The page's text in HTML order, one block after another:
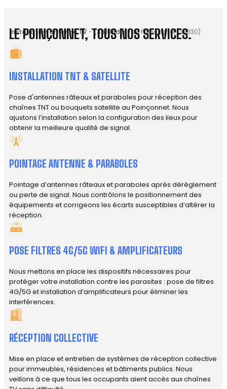
Installation antenne TV-(36) Indre -Le Poinçonnet (36330)
LE POINÇONNET, TOUS NOS SERVICES.
INSTALLATION TNT & SATELLITE
Pose d'antennes râteaux et paraboles pour réception des
chaînes TNT ou bouquets satellite au Poinçonnet. Nous
ajustons l’installation selon la configuration des lieux pour
obtenir la meilleure qualité de signal.
POINTAGE ANTENNE & PARABOLES
Pointage d’antennes râteaux et paraboles après dérèglement
ou perte de signal. Nous contrôlons le positionnement des
équipements et corrigeons les écarts susceptibles d’altérer la
réception.
POSE FILTRES 4G/5G WIFI & AMPLIFICATEURS
Nous mettons en place les dispositifs nécessaires pour
protéger votre installation contre les parasites : pose de filtres
4G/5G et installation d’amplificateurs pour éliminer les
interférences.
RÉCEPTION COLLECTIVE
Mise en place et entretien de systèmes de réception collective
pour immeubles, résidences et bâtiments publics. Nous
veillons à ce que tous les occupants aient accès aux chaînes